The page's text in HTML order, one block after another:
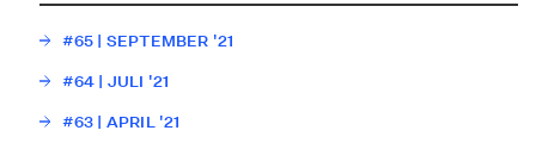
#65 | SEPTEMBER '21
#64 | JULI '21
#63 | APRIL '21